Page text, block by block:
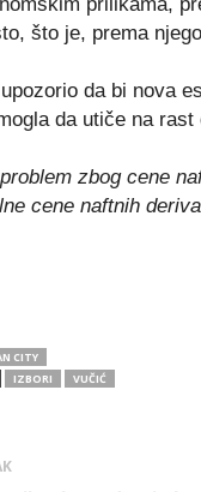
što je, prema
da bi nova
da utiče na
zbog cene
cene naftnih
CITY
IZBORI VUČIĆ